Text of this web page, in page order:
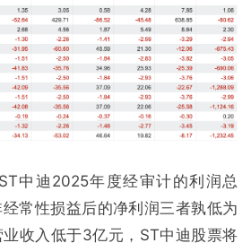
中迪2025年度经审计的利润总
常性损益后的净利润三者孰低为
收入低于3亿元，ST中迪股票将